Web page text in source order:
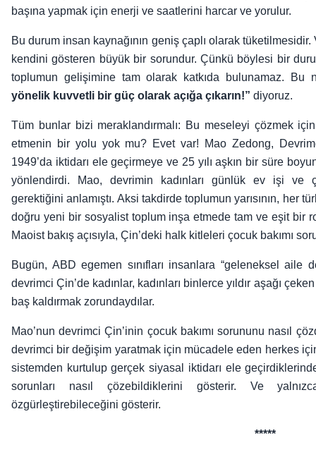
başına yapmak için enerji ve saatlerini harcar ve yorulur.
Bu durum insan kaynağının geniş çaplı olarak
kendini gösteren büyük bir sorundur. Çünkü böylesi bir
toplumun gelişimine tam olarak katkıda bulunamaz. Bu
yönelik kuvvetli bir güç olarak açığa çıkarın!” diyoruz.
Tüm bunlar bizi meraklandırmalı: Bu meseleyi çözmek
etmenin bir yolu yok mu? Evet var! Mao Zedong,
1949’da iktidarı ele geçirmeye ve 25 yılı aşkın bir süre
yönlendirdi. Mao, devrimin kadınları günlük ev işi ve
gerektiğini anlamıştı. Aksi takdirde toplumun yarısının, her
doğru yeni bir sosyalist toplum inşa etmede tam ve eşit bir
Maoist bakış açısıyla, Çin’deki halk kitleleri çocuk bakımı
Bugün, ABD egemen sınıfları insanlara “geleneksel aile
devrimci Çin’de kadınlar, kadınları binlerce yıldır aşağı
baş kaldırmak zorundaydılar.
Mao’nun devrimci Çin’inin çocuk bakımı sorununu nasıl
devrimci bir değişim yaratmak için mücadele eden herkes
sistemden kurtulup gerçek siyasal iktidarı ele
sorunları nasıl çözebildiklerini gösterir. Ve
özgürleştirebileceğini gösterir.
*****